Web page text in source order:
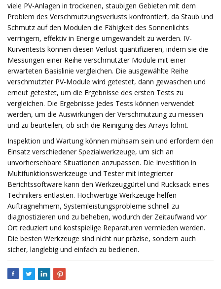
viele PV-Anlagen in trockenen, staubigen Gebieten mit dem
Problem des Verschmutzungsverlusts konfrontiert, da Staub und
Schmutz auf den Modulen die Fähigkeit des Sonnenlichts
verringern, effektiv in Energie umgewandelt zu werden. IV-
Kurventests können diesen Verlust quantifizieren, indem sie die
Messungen einer Reihe verschmutzter Module mit einer
erwarteten Basislinie vergleichen. Die ausgewählte Reihe
verschmutzter PV-Module wird getestet, dann gewaschen und
erneut getestet, um die Ergebnisse des ersten Tests zu
vergleichen. Die Ergebnisse jedes Tests können verwendet
werden, um die Auswirkungen der Verschmutzung zu messen
und zu beurteilen, ob sich die Reinigung des Arrays lohnt.
Inspektion und Wartung können mühsam sein und erfordern den
Einsatz verschiedener Spezialwerkzeuge, um sich an
unvorhersehbare Situationen anzupassen. Die Investition in
Multifunktionswerkzeuge und Tester mit integrierter
Berichtssoftware kann den Werkzeuggürtel und Rucksack eines
Technikers entlasten. Hochwertige Werkzeuge helfen
Auftragnehmern, Systemleistungsprobleme schnell zu
diagnostizieren und zu beheben, wodurch der Zeitaufwand vor
Ort reduziert und kostspielige Reparaturen vermieden werden.
Die besten Werkzeuge sind nicht nur präzise, ​​sondern auch
sicher, langlebig und einfach zu bedienen.